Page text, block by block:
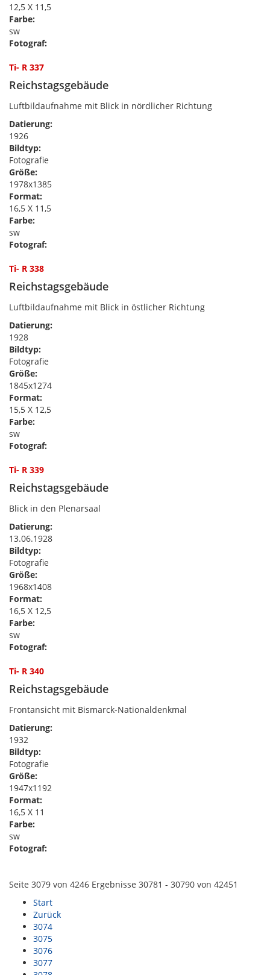
12,5 X 11,5
Farbe:
sw
Fotograf:
Ti- R 337
Reichstagsgebäude
Luftbildaufnahme mit Blick in nördlicher Richtung
Datierung:
1926
Bildtyp:
Fotografie
Größe:
1978x1385
Format:
16,5 X 11,5
Farbe:
sw
Fotograf:
Ti- R 338
Reichstagsgebäude
Luftbildaufnahme mit Blick in östlicher Richtung
Datierung:
1928
Bildtyp:
Fotografie
Größe:
1845x1274
Format:
15,5 X 12,5
Farbe:
sw
Fotograf:
Ti- R 339
Reichstagsgebäude
Blick in den Plenarsaal
Datierung:
13.06.1928
Bildtyp:
Fotografie
Größe:
1968x1408
Format:
16,5 X 12,5
Farbe:
sw
Fotograf:
Ti- R 340
Reichstagsgebäude
Frontansicht mit Bismarck-Nationaldenkmal
Datierung:
1932
Bildtyp:
Fotografie
Größe:
1947x1192
Format:
16,5 X 11
Farbe:
sw
Fotograf:
Seite 3079 von 4246 Ergebnisse 30781 - 30790 von 42451
Start
Zurück
3074
3075
3076
3077